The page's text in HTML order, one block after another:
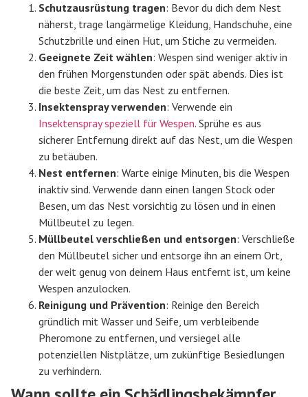
Schutzausrüstung tragen: Bevor du dich dem Nest
näherst, trage langärmelige Kleidung, Handschuhe, eine
Schutzbrille und einen Hut, um Stiche zu vermeiden.
Geeignete Zeit wählen: Wespen sind weniger aktiv in
den frühen Morgenstunden oder spät abends. Dies ist
die beste Zeit, um das Nest zu entfernen.
Insektenspray verwenden: Verwende ein
Insektenspray speziell für Wespen. Sprühe es aus
sicherer Entfernung direkt auf das Nest, um die Wespen
zu betäuben.
Nest entfernen: Warte einige Minuten, bis die Wespen
inaktiv sind. Verwende dann einen langen Stock oder
Besen, um das Nest vorsichtig zu lösen und in einen
Müllbeutel zu legen.
Müllbeutel verschließen und entsorgen: Verschließe
den Müllbeutel sicher und entsorge ihn an einem Ort,
der weit genug von deinem Haus entfernt ist, um keine
Wespen anzulocken.
Reinigung und Prävention: Reinige den Bereich
gründlich mit Wasser und Seife, um verbleibende
Pheromone zu entfernen, und versiegel alle
potenziellen Nistplätze, um zukünftige Besiedlungen
zu verhindern.